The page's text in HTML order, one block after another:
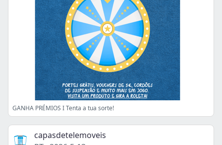
GANHA PRÉMIOS I Tenta a tua sorte!
capasdetelemoveis